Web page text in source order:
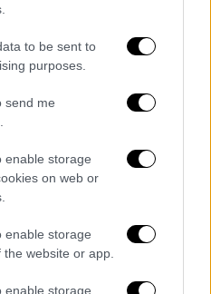
to be sent to
purposes.
send me
enable storage
on web or
enable storage
website or app.
enable storage
photoshop: Ειδικοί
κατέληξε πάνω στα
των πυρκαγιών: 118
«κόκκινα» -
της οικογένειας της